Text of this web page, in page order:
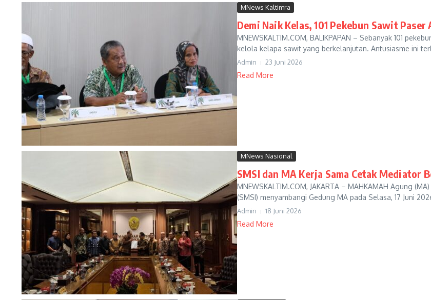
MNews Kaltimra
Demi Naik Kelas, 101 Pekebun Sawit
MNEWSKALTIM.COM, BALIKPAPAN – Sebanyak 101
kelola kelapa sawit yang berkelanjutan. Antusiasme ini
Admin 23 Juni 2026
Read More
MNews Nasional
SMSI dan MA Kerja Sama Cetak Mediator
MNEWSKALTIM.COM, JAKARTA – MAHKAMAH Agung
(SMSI) menyambangi Gedung MA pada Selasa, 17 Juni
Admin 18 Juni 2026
Read More